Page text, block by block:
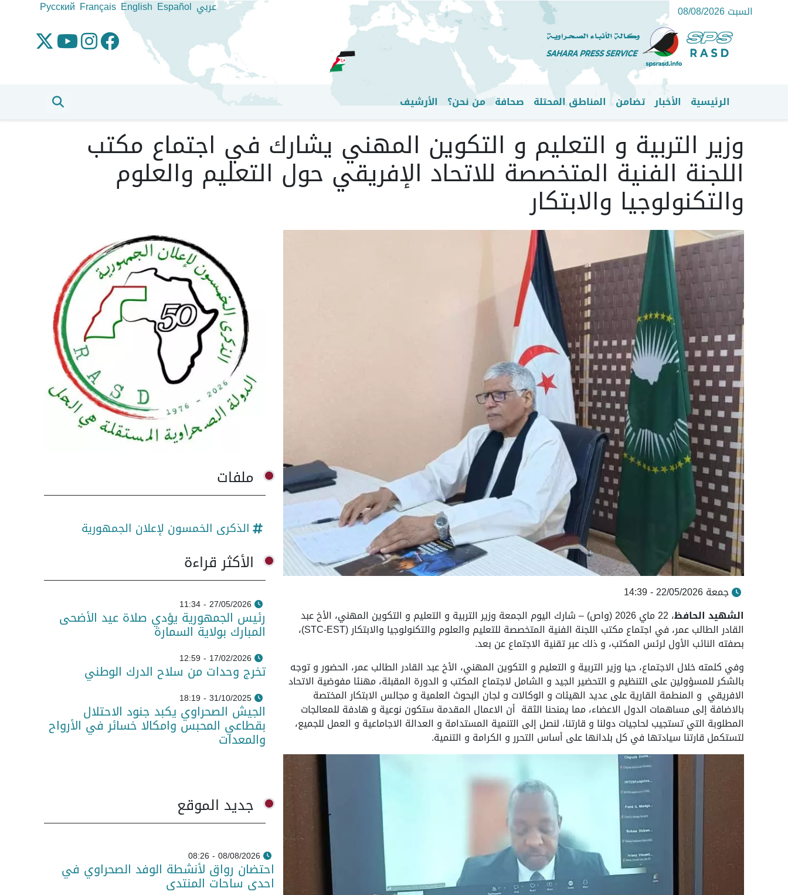
تجاوز
إلى
المحتوى
الرئيسي
السبت 08/08/2026 عربي Español
English
Français
Pусский
القائمة الرئيسية
الرئيسية الأخبار تضامن المناطق المحتلة صحافة من نحن؟ الأرشيف
وزير التربية و التعليم و التكوين المهني يشارك في اجتماع مكتب
اللجنة الفنية المتخصصة للاتحاد الإفريقي حول التعليم والعلوم
والتكنولوجيا والابتكار
جمعة 22/05/2026 - 14:39
الشهيد الحافظ
، 22 ماي 2026 (واص) – شارك اليوم الجمعة وزير التربية و التعليم و التكوين المهني، الأخ عبد
القادر الطالب عمر، في اجتماع مكتب اللجنة الفنية المتخصصة للتعليم والعلوم والتكنولوجيا والابتكار (STC-EST)،
بصفته النائب الأول لرئس المكتب، و ذلك عبر تقنية الاجتماع عن بعد.
وفي كلمته خلال الاجتماع، حيا وزير التربية و التعليم و التكوين المهني، الأخ عبد القادر الطالب عمر، الحضور و توجه
بالشكر للمسؤولين على التنظيم و التحضير الجيد و الشامل لاجتماع المكتب و الدورة المقبلة، مهنئا مفوضية الاتحاد
الافريقي و المنطمة القارية على عديد الهيئات و الوكالات و لجان البحوث العلمية و مجالس الابتكار المختصة
بالاضافة إلى مساهمات الدول الاعضاء، مما يمنحنا الثقة أن الاعمال المقدمة ستكون نوعية و هادفة للمعالجات
المطلوبة التي تستجيب لحاجيات دولنا و قارتنا، لنصل إلى التنمية المستدامة و العدالة الاجاماعية و العمل للجميع،
لتستكمل قارتنا سيادتها في كل بلدانها على أساس التحرر و الكرامة و التنمية.
ملفات
الذكرى الخمسون لإعلان الجمهورية
الأكثر قراءة
27/05/2026 - 11:34
رئيس الجمهورية يؤدي صلاة عيد الأضحى
المبارك بولاية السمارة
17/02/2026 - 12:59
تخرج وحدات من سلاح الدرك الوطني
31/10/2025 - 18:19
الجيش الصحراوي يكبد جنود الاحتلال
بقطاعي المحبس وامكالا خسائر في الأرواح
والمعدات
جديد الموقع
08/08/2026 - 08:26
احتضان رواق لأنشطة الوفد الصحراوي في
احدى ساحات المنتدى